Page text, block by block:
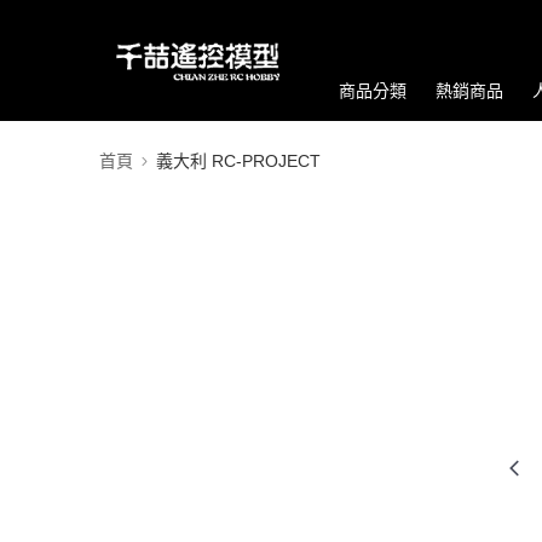
商品分類 熱銷商品
首頁 義大利 RC-PROJECT